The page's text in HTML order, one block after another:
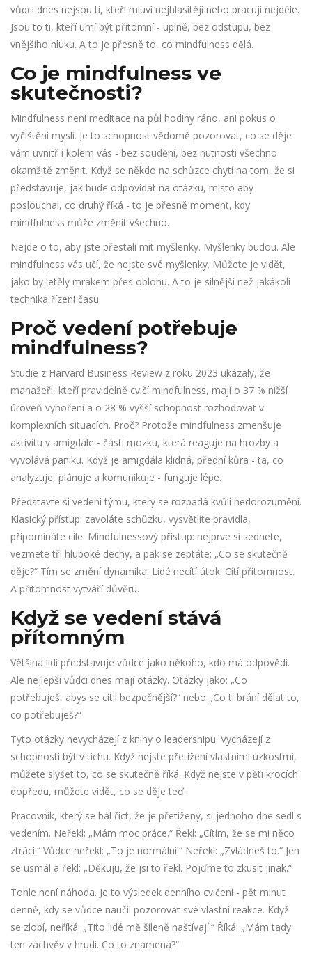
vůdci dnes nejsou ti, kteří mluví nejhlasitěji nebo pracují nejdéle.
Jsou to ti, kteří umí být přítomní - uplně, bez odstupu, bez
vnějšího hluku. A to je přesně to, co mindfulness dělá.
Co je mindfulness ve
skutečnosti?
Mindfulness není meditace na půl hodiny ráno, ani pokus o
vyčištění mysli. Je to schopnost vědomě pozorovat, co se děje
vám uvnitř i kolem vás - bez soudění, bez nutnosti všechno
okamžitě změnit. Když se někdo na schůzce chytí na tom, že si
představuje, jak bude odpovídat na otázku, místo aby
poslouchal, co druhý říká - to je přesně moment, kdy
mindfulness může změnit všechno.
Nejde o to, aby jste přestali mít myšlenky. Myšlenky budou. Ale
mindfulness vás učí, že nejste své myšlenky. Můžete je vidět,
jako by letěly mrakem přes oblohu. A to je silnější než jakákoli
technika řízení času.
Proč vedení potřebuje
mindfulness?
Studie z Harvard Business Review z roku 2023 ukázaly, že
manažeři, kteří pravidelně cvičí mindfulness, mají o 37 % nižší
úroveň vyhoření a o 28 % vyšší schopnost rozhodovat v
komplexních situacích. Proč? Protože mindfulness zmenšuje
aktivitu v amigdále - části mozku, která reaguje na hrozby a
vyvolává paniku. Když je amigdála klidná, přední kůra - ta, co
analyzuje, plánuje a komunikuje - funguje lépe.
Představte si vedení týmu, který se rozpadá kvůli nedorozumění.
Klasický přístup: zavoláte schůzku, vysvětlíte pravidla,
připomínáte cíle. Mindfulnessový přístup: nejprve si sednete,
vezmete tři hluboké dechy, a pak se zeptáte: „Co se skutečně
děje?“ Tím se změní dynamika. Lidé necítí útok. Cítí přítomnost.
A přítomnost vytváří důvěru.
Když se vedení stává
přítomným
Většina lidí představuje vůdce jako někoho, kdo má odpovědi.
Ale nejlepší vůdci dnes mají otázky. Otázky jako: „Co
potřebuješ, abys se cítil bezpečnější?“ nebo „Co ti brání dělat to,
co potřebuješ?“
Tyto otázky nevycházejí z knihy o leadershipu. Vycházejí z
schopnosti být v tichu. Když nejste přetíženi vlastními úzkostmi,
můžete slyšet to, co se skutečně říká. Když nejste v pěti krocích
dopředu, můžete vidět, co se děje teď.
Pracovník, který se bál říct, že je přetížený, si jednoho dne sedl s
vedením. Neřekl: „Mám moc práce.“ Řekl: „Cítím, že se mi něco
ztrácí.“ Vůdce neřekl: „To je normální.“ Neřekl: „Zvládneš to.“ Jen
se usmál a řekl: „Děkuju, že jsi to řekl. Pojďme to zkusit jinak.“
Tohle není náhoda. Je to výsledek denního cvičení - pět minut
denně, kdy se vůdce naučil pozorovat své vlastní reakce. Když
se zlobí, neříká: „Tito lidé mě šíleně naštívají.“ Říká: „Mám tady
ten záchvěv v hrudi. Co to znamená?“